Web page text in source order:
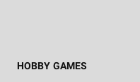
HOBBY GAMES